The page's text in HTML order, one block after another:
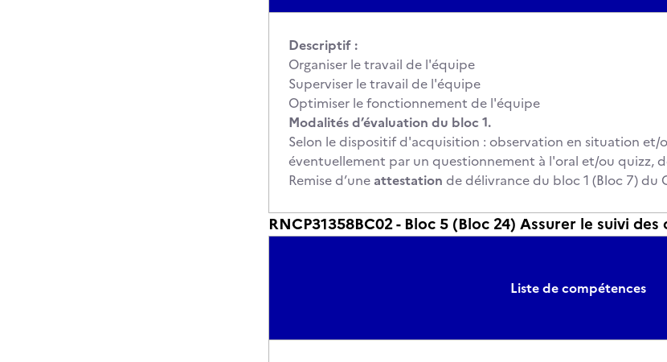
Descriptif :
Organiser le travail de l'équipe
Superviser le travail de l'équipe
Optimiser le fonctionnement de l'équipe
Modalités d’évaluation du bloc 1.
Selon le dispositif d'acquisition : observation en situation et/
éventuellement par un questionnement à l'oral et/ou quizz,
Remise d’une attestation de délivrance du bloc 1 (Bloc 7) du
RNCP31358BC02 - Bloc 5 (Bloc 24) Assurer le suivi
Liste de compétences